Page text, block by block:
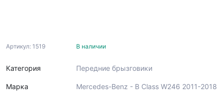
Артикул: 1519
Категория
Марка
В наличии
Передние брызговики
Mercedes-Benz - B Class W246 2011-2018